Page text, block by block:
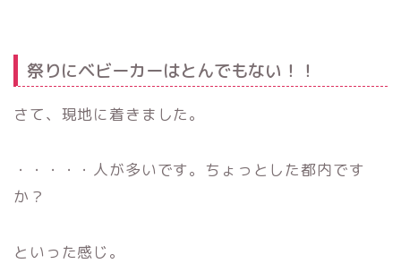
祭りにベビーカーはとんでもない！！
さて、現地に着きました。
・・・・・人が多いです。ちょっとした都内です
か？
といった感じ。